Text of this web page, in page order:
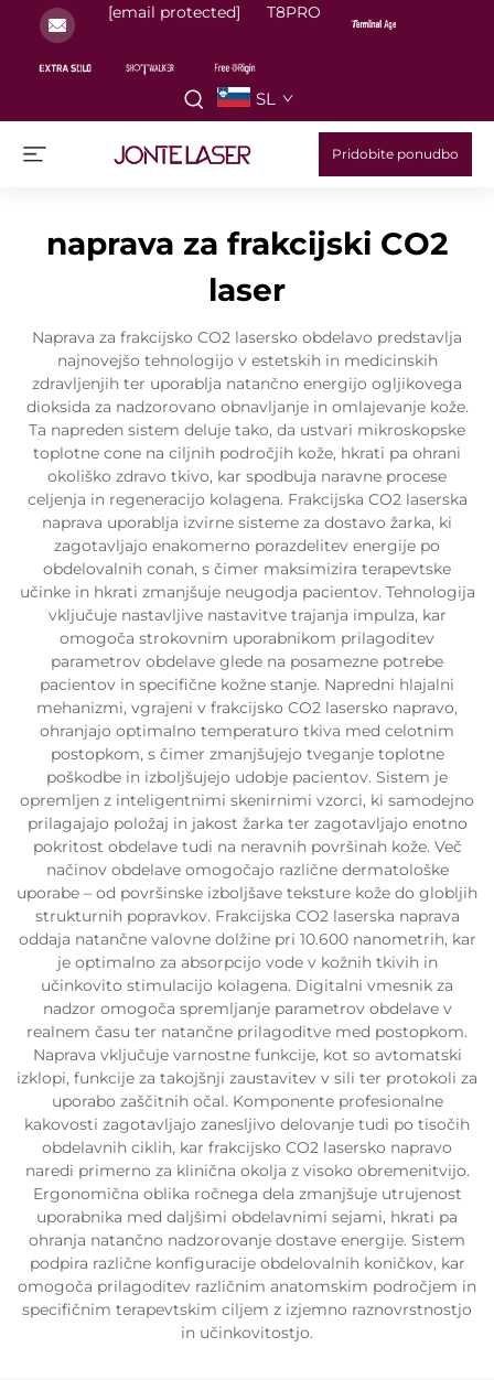
[email protected] T8PRO
SL
Pridobite ponudbo
naprava za frakcijski CO2
laser
Naprava za frakcijsko CO2 lasersko obdelavo predstavlja
najnovejšo tehnologijo v estetskih in medicinskih
zdravljenjih ter uporablja natančno energijo ogljikovega
dioksida za nadzorovano obnavljanje in omlajevanje kože.
Ta napreden sistem deluje tako, da ustvari mikroskopske
toplotne cone na ciljnih področjih kože, hkrati pa ohrani
okoliško zdravo tkivo, kar spodbuja naravne procese
celjenja in regeneracijo kolagena. Frakcijska CO2 laserska
naprava uporablja izvirne sisteme za dostavo žarka, ki
zagotavljajo enakomerno porazdelitev energije po
obdelovalnih conah, s čimer maksimizira terapevtske
učinke in hkrati zmanjšuje neugodja pacientov. Tehnologija
vključuje nastavljive nastavitve trajanja impulza, kar
omogoča strokovnim uporabnikom prilagoditev
parametrov obdelave glede na posamezne potrebe
pacientov in specifične kožne stanje. Napredni hlajalni
mehanizmi, vgrajeni v frakcijsko CO2 lasersko napravo,
ohranjajo optimalno temperaturo tkiva med celotnim
postopkom, s čimer zmanjšujejo tveganje toplotne
poškodbe in izboljšujejo udobje pacientov. Sistem je
opremljen z inteligentnimi skenirnimi vzorci, ki samodejno
prilagajajo položaj in jakost žarka ter zagotavljajo enotno
pokritost obdelave tudi na neravnih površinah kože. Več
načinov obdelave omogočajo različne dermatološke
uporabe – od površinske izboljšave teksture kože do globljih
strukturnih popravkov. Frakcijska CO2 laserska naprava
oddaja natančne valovne dolžine pri 10.600 nanometrih, kar
je optimalno za absorpcijo vode v kožnih tkivih in
učinkovito stimulacijo kolagena. Digitalni vmesnik za
nadzor omogoča spremljanje parametrov obdelave v
realnem času ter natančne prilagoditve med postopkom.
Naprava vključuje varnostne funkcije, kot so avtomatski
izklopi, funkcije za takojšnji zaustavitev v sili ter protokoli za
uporabo zaščitnih očal. Komponente profesionalne
kakovosti zagotavljajo zanesljivo delovanje tudi po tisočih
obdelavnih ciklih, kar frakcijsko CO2 lasersko napravo
naredi primerno za klinična okolja z visoko obremenitvijo.
Ergonomična oblika ročnega dela zmanjšuje utrujenost
uporabnika med daljšimi obdelavnimi sejami, hkrati pa
ohranja natančno nadzorovanje dostave energije. Sistem
podpira različne konfiguracije obdelovalnih koničkov, kar
omogoča prilagoditev različnim anatomskim področjem in
specifičnim terapevtskim ciljem z izjemno raznovrstnostjo
in učinkovitostjo.